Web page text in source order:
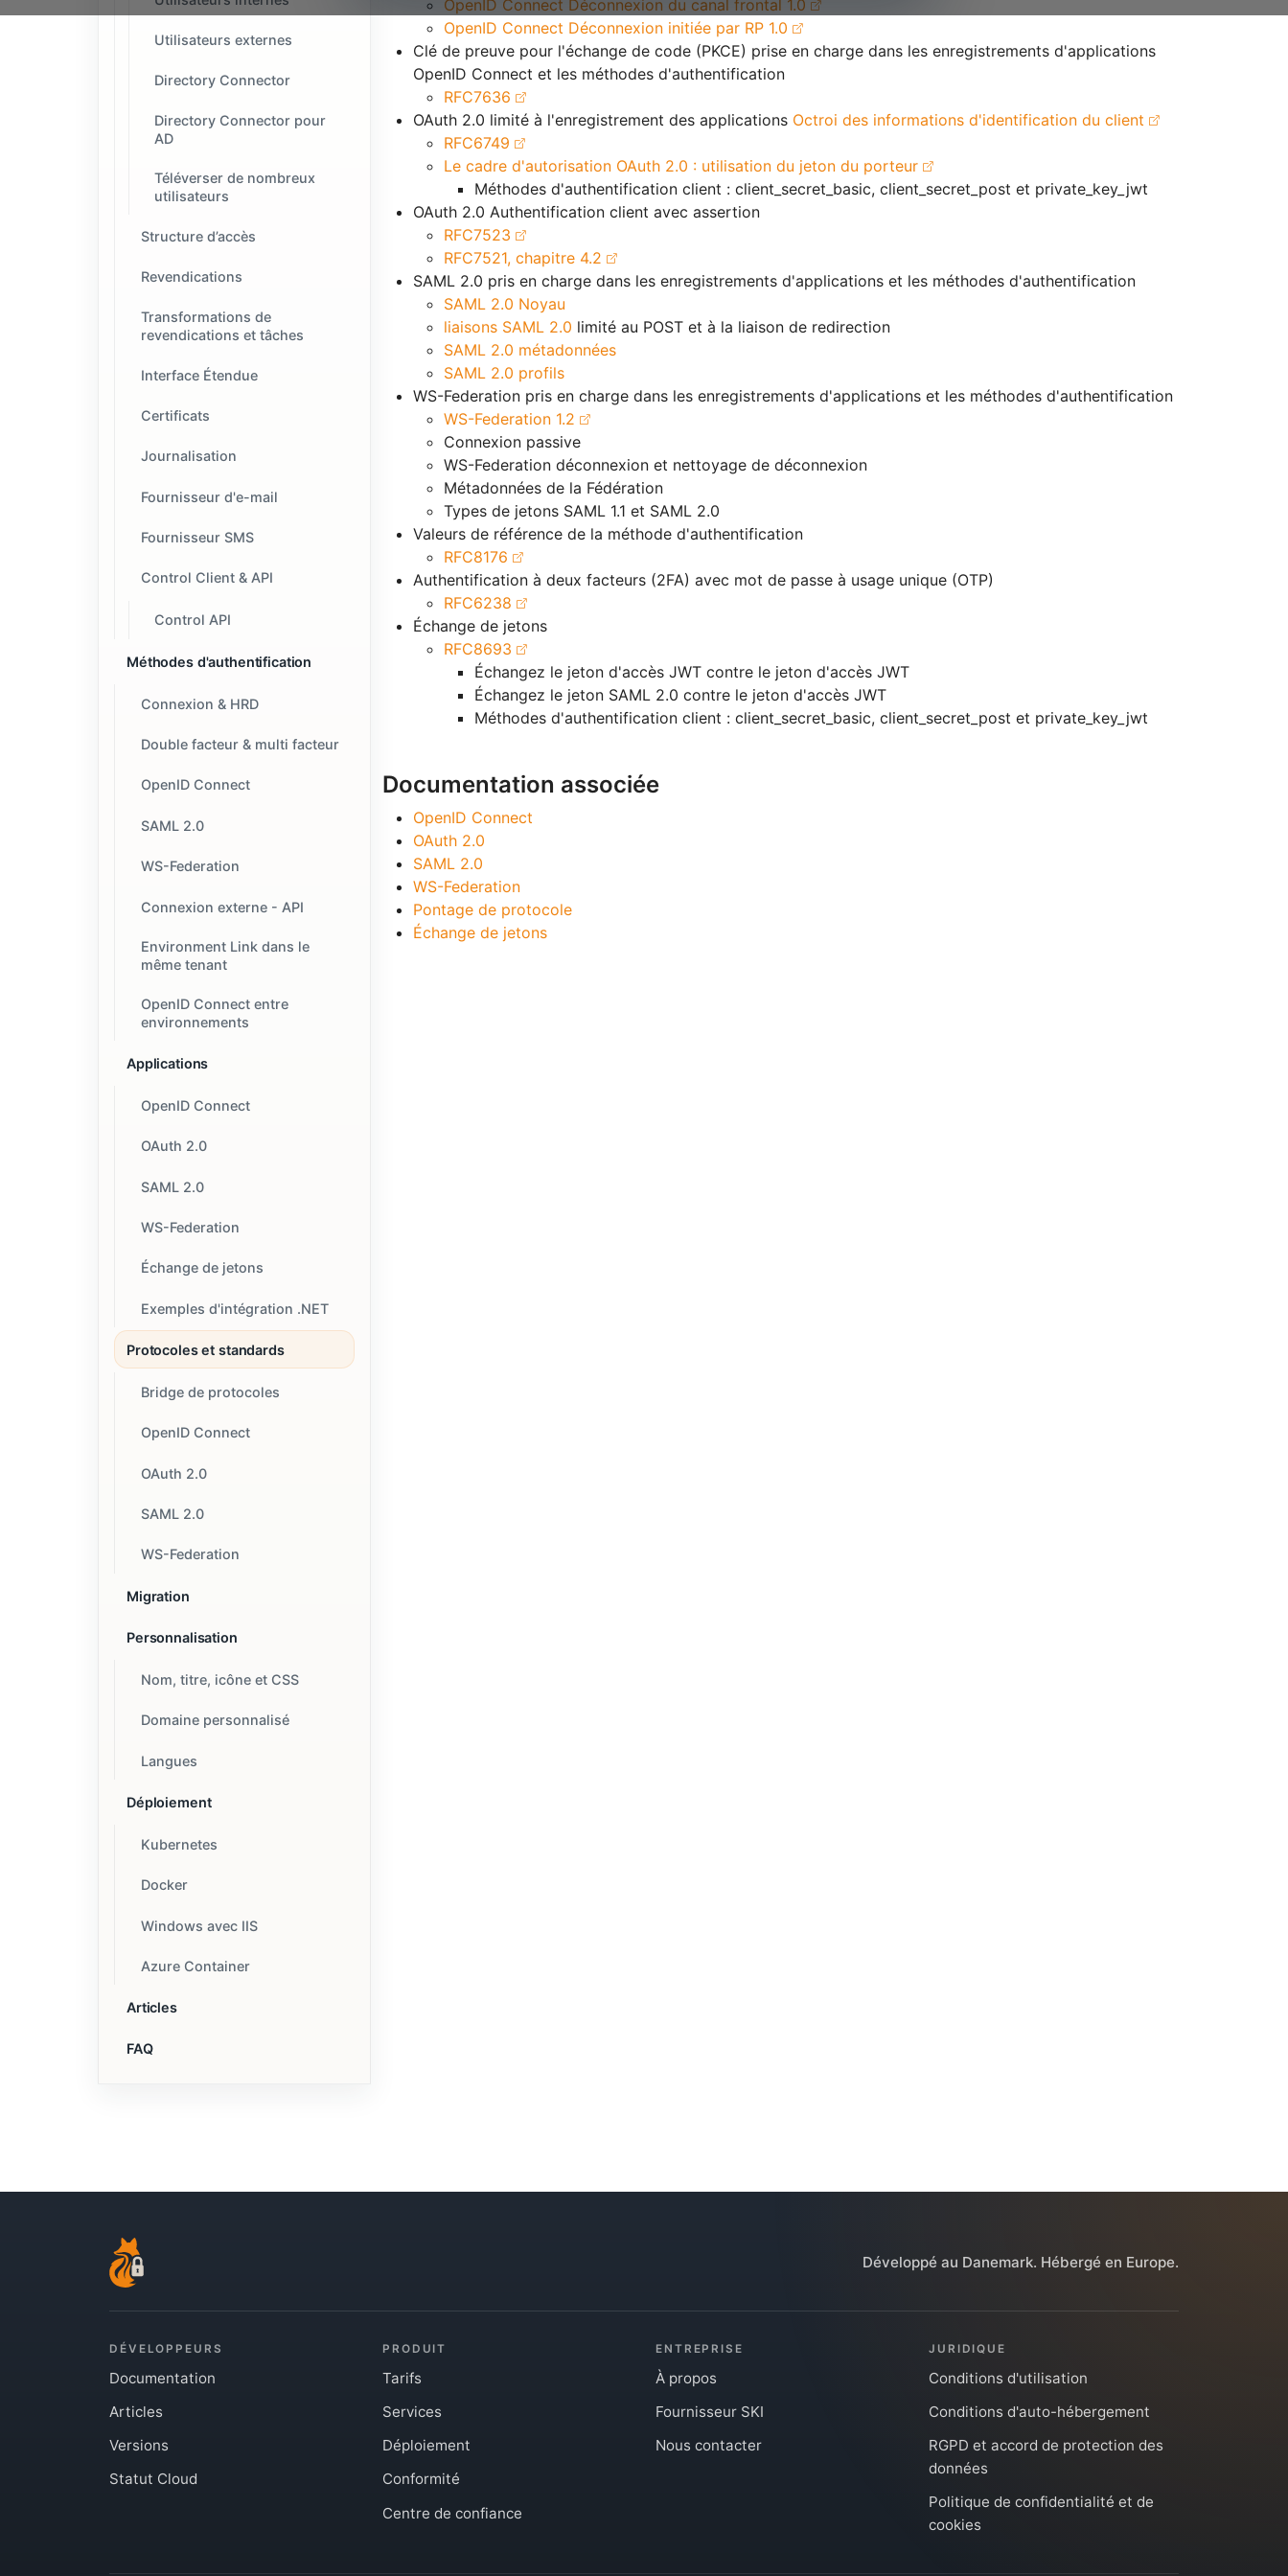
Utilisateurs externes
Directory Connector
Directory Connector pour
AD
Téléverser de nombreux
utilisateurs
Structure d’accès
Revendications
Transformations de
revendications et tâches
Interface Étendue
Certificats
Journalisation
Fournisseur d'e-mail
Fournisseur SMS
Control Client & API
Control API
Méthodes d'authentification
Connexion & HRD
Double facteur & multi facteur
OpenID Connect
SAML 2.0
WS-Federation
Connexion externe - API
Environment Link dans le
même tenant
OpenID Connect entre
environnements
Applications
OpenID Connect
OAuth 2.0
SAML 2.0
WS-Federation
Échange de jetons
Exemples d'intégration .NET
Protocoles et standards
Bridge de protocoles
OpenID Connect
OAuth 2.0
SAML 2.0
WS-Federation
Migration
Personnalisation
Nom, titre, icône et CSS
Domaine personnalisé
Langues
Déploiement
Kubernetes
Docker
Windows avec IIS
Azure Container
Articles
FAQ
OpenID Connect Déconnexion du canal frontal 1.0
OpenID Connect Déconnexion initiée par RP 1.0
Clé de preuve pour l'échange de code (PKCE) prise en charge dans les enregistrements d'applications
OpenID Connect et les méthodes d'authentification
RFC7636
OAuth 2.0 limité à l'enregistrement des applications Octroi des informations d'identification du client
RFC6749
Le cadre d'autorisation OAuth 2.0 : utilisation du jeton du porteur
Méthodes d'authentification client : client_secret_basic, client_secret_post et private_key_jwt
OAuth 2.0 Authentification client avec assertion
RFC7523
RFC7521, chapitre 4.2
SAML 2.0 pris en charge dans les enregistrements d'applications et les méthodes d'authentification
SAML 2.0 Noyau
liaisons SAML 2.0 limité au POST et à la liaison de redirection
SAML 2.0 métadonnées
SAML 2.0 profils
WS-Federation pris en charge dans les enregistrements d'applications et les méthodes d'authentification
WS-Federation 1.2
Connexion passive
WS-Federation déconnexion et nettoyage de déconnexion
Métadonnées de la Fédération
Types de jetons SAML 1.1 et SAML 2.0
Valeurs de référence de la méthode d'authentification
RFC8176
Authentification à deux facteurs (2FA) avec mot de passe à usage unique (OTP)
RFC6238
Échange de jetons
RFC8693
Échangez le jeton d'accès JWT contre le jeton d'accès JWT
Échangez le jeton SAML 2.0 contre le jeton d'accès JWT
Méthodes d'authentification client : client_secret_basic, client_secret_post et private_key_jwt
Documentation associée
OpenID Connect
OAuth 2.0
SAML 2.0
WS-Federation
Pontage de protocole
Échange de jetons
Développé au Danemark. Hébergé en Europe.
DÉVELOPPEURS
Documentation
Articles
Versions
Statut Cloud
PRODUIT
Tarifs
Services
Déploiement
Conformité
Centre de confiance
ENTREPRISE
À propos
Fournisseur SKI
Nous contacter
JURIDIQUE
Conditions d'utilisation
Conditions d'auto-hébergement
RGPD et accord de protection des
données
Politique de confidentialité et de
cookies